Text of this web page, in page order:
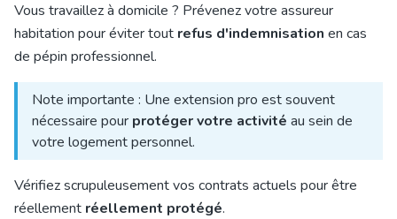
Vous travaillez à domicile ? Prévenez votre assureur
habitation pour éviter tout refus d'indemnisation en cas
de pépin professionnel.
Note importante : Une extension pro est souvent
nécessaire pour protéger votre activité au sein de
votre logement personnel.
Vérifiez scrupuleusement vos contrats actuels pour être
réellement réellement protégé.